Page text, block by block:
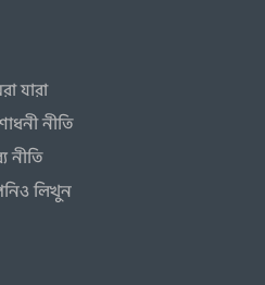
যারা
নীতি
নীতি
লিখুন